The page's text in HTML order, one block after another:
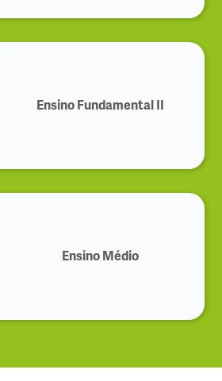
Ensino Fundamental II
Ensino Médio